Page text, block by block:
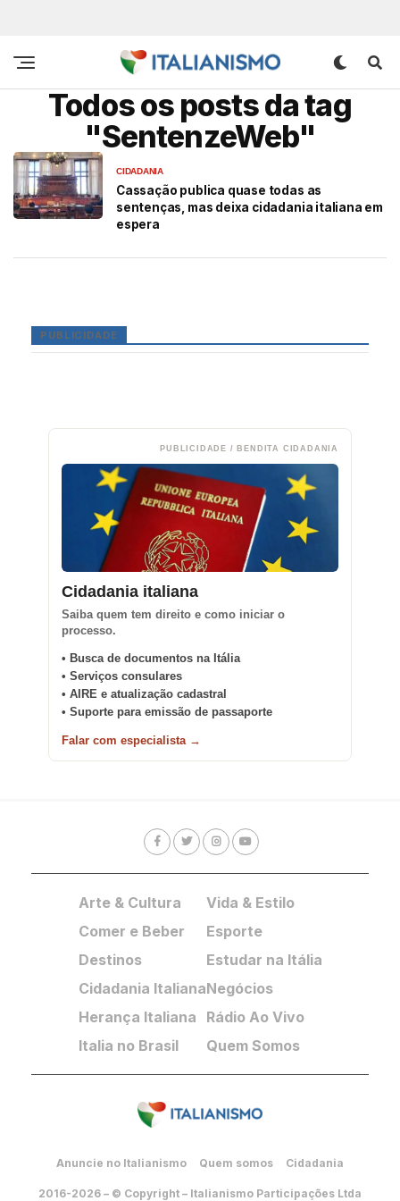
Todos os posts da tag
"SentenzeWeb"
CIDADANIA
Cassação publica quase todas as
sentenças, mas deixa cidadania italiana em
espera
PUBLICIDADE
PUBLICIDADE / BENDITA CIDADANIA
Cidadania italiana
Saiba quem tem direito e como iniciar o
processo.
• Busca de documentos na Itália
• Serviços consulares
• AIRE e atualização cadastral
• Suporte para emissão de passaporte
Falar com especialista →
Arte & Cultura
Comer e Beber
Destinos
Cidadania Italiana
Herança Italiana
Italia no Brasil
Vida & Estilo
Esporte
Estudar na Itália
Negócios
Rádio Ao Vivo
Quem Somos
Anuncie no Italianismo Quem somos Cidadania
2016-2026 – © Copyright – Italianismo Participações Ltda